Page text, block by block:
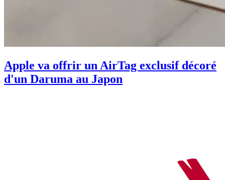
Apple va offrir un AirTag exclusif décoré
d'un Daruma au Japon